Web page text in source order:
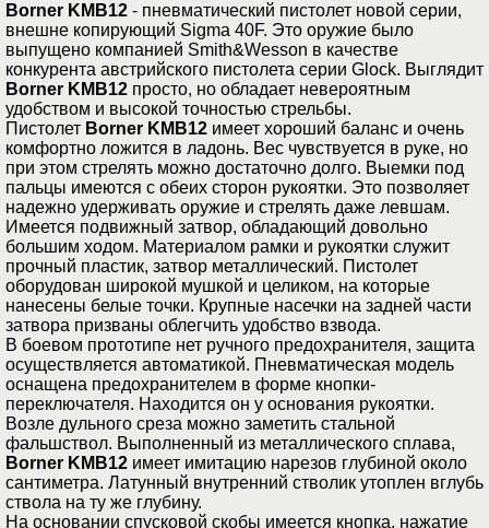
Borner KMB12 - пневматический пистолет новой серии,
внешне копирующий Sigma 40F. Это оружие было
выпущено компанией Smith&Wesson в качестве
конкурента австрийского пистолета серии Glock. Выглядит
Borner KMB12 просто, но обладает невероятным
удобством и высокой точностью стрельбы.
Пистолет Borner KMB12 имеет хороший баланс и очень
комфортно ложится в ладонь. Вес чувствуется в руке, но
при этом стрелять можно достаточно долго. Выемки под
пальцы имеются с обеих сторон рукоятки. Это позволяет
надежно удерживать оружие и стрелять даже левшам.
Имеется подвижный затвор, обладающий довольно
большим ходом. Материалом рамки и рукоятки служит
прочный пластик, затвор металлический. Пистолет
оборудован широкой мушкой и целиком, на которые
нанесены белые точки. Крупные насечки на задней части
затвора призваны облегчить удобство взвода.
В боевом прототипе нет ручного предохранителя, защита
осуществляется автоматикой. Пневматическая модель
оснащена предохранителем в форме кнопки-
переключателя. Находится он у основания рукоятки.
Возле дульного среза можно заметить стальной
фальшствол. Выполненный из металлического сплава,
Borner KMB12 имеет имитацию нарезов глубиной около
сантиметра. Латунный внутренний стволик утоплен вглубь
ствола на ту же глубину.
На основании спусковой скобы имеется кнопка, нажатие